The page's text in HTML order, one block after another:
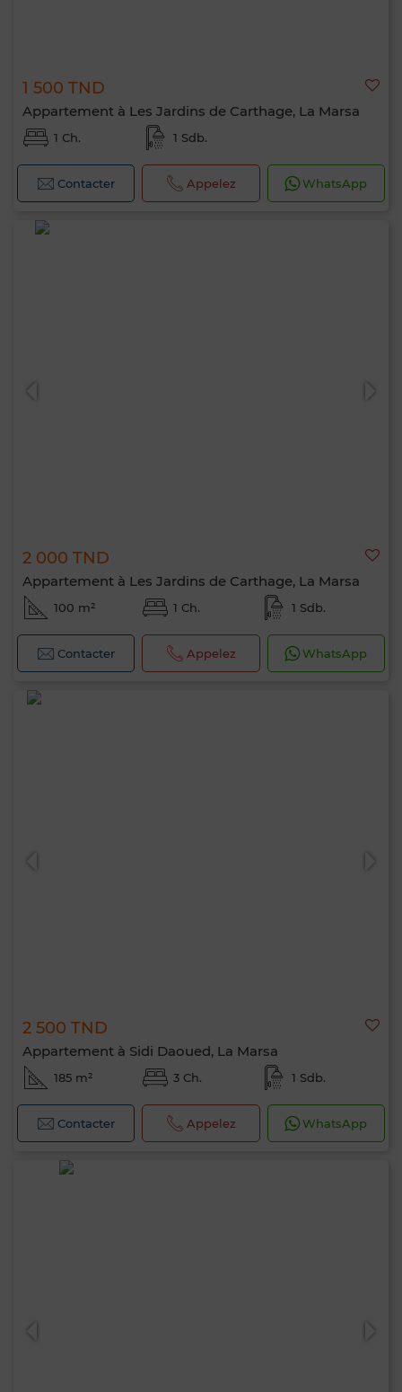
1 500 TND
Appartement à Les Jardins de Carthage, La Marsa
1 Ch. 1 Sdb.
Contacter Appelez WhatsApp
2 000 TND
Appartement à Les Jardins de Carthage, La Marsa
100 m² 1 Ch. 1 Sdb.
Contacter Appelez WhatsApp
2 500 TND
Appartement à Sidi Daoued, La Marsa
185 m² 3 Ch. 1 Sdb.
Contacter Appelez WhatsApp